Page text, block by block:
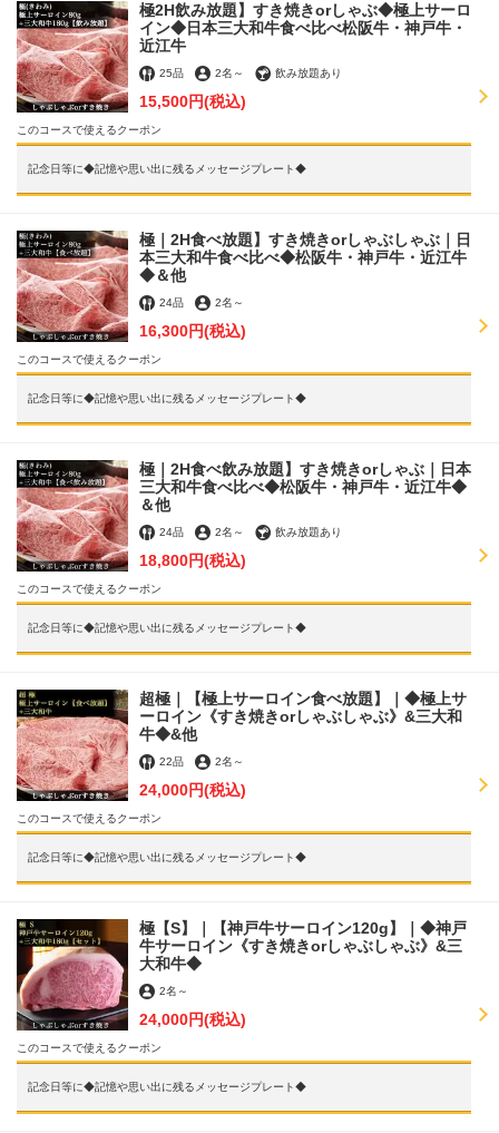
極2H飲み放題】すき焼きorしゃぶ◆極上サーロ
イン◆日本三大和牛食べ比べ松阪牛・神戸牛・
近江牛
25品 2名 ～ 飲み放題あり
15,500円(税込)
このコースで使えるクーポン
記念日等に◆記憶や思い出に残るメッセージプレート◆
極｜2H食べ放題】すき焼きorしゃぶしゃぶ｜日
本三大和牛食べ比べ◆松阪牛・神戸牛・近江牛
◆＆他
24品 2名 ～
16,300円(税込)
このコースで使えるクーポン
記念日等に◆記憶や思い出に残るメッセージプレート◆
極｜2H食べ飲み放題】すき焼きorしゃぶ｜日本
三大和牛食べ比べ◆松阪牛・神戸牛・近江牛◆
＆他
24品 2名 ～ 飲み放題あり
18,800円(税込)
このコースで使えるクーポン
記念日等に◆記憶や思い出に残るメッセージプレート◆
超極｜【極上サーロイン食べ放題】｜◆極上サ
ーロイン《すき焼きorしゃぶしゃぶ》&三大和
牛◆&他
22品 2名 ～
24,000円(税込)
このコースで使えるクーポン
記念日等に◆記憶や思い出に残るメッセージプレート◆
極【S】｜【神戸牛サーロイン120g】｜◆神戸
牛サーロイン《すき焼きorしゃぶしゃぶ》&三
大和牛◆
2名 ～
24,000円(税込)
このコースで使えるクーポン
記念日等に◆記憶や思い出に残るメッセージプレート◆
お店情報をコピー
閉じる